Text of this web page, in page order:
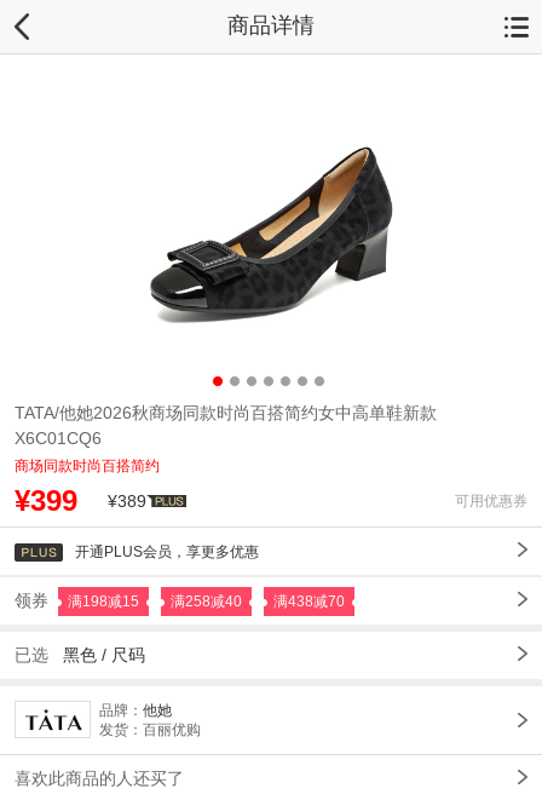
商品详情
TATA/他她2026秋商场同款时尚百搭简约女中高单鞋新款
X6C01CQ6
商场同款时尚百搭简约
¥399 ¥389 可用优惠券
开通PLUS会员，享更多优惠
领券 满198减15 满258减40 满438减70
已选 黑色 / 尺码
品牌： 他她
发货：百丽优购
喜欢此商品的人还买了